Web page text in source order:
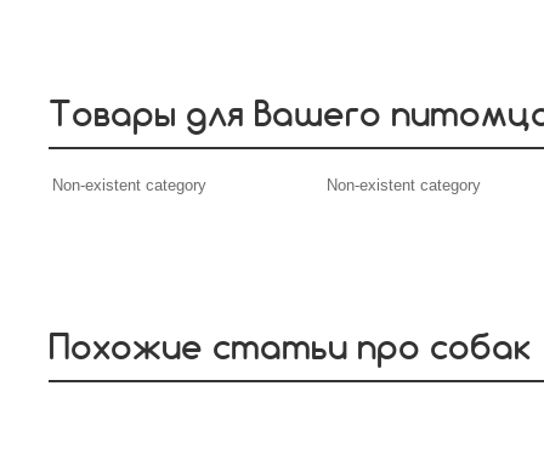
Товары для Вашего
Non-existent category Non-existent category
Похожие статьи про собак